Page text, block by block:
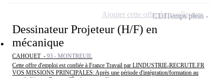
Dessinateur Projeteur (H/F) en
mécanique
CAHOUET - 93 - MONTREUIL
Cette offre d'emploi est confiée à France Travail par LINDUSTRIE-RECRUTE.FR
VOS MISSIONS PRINCIPALES: Après une période d'intégration/formation au
CDITemps plein
Ajouter cette offre à ma sélection